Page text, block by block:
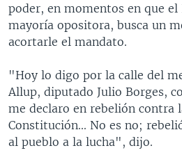
poder, en momentos en que el
mayoría opositora, busca un
acortarle el mandato.
"Hoy lo digo por la calle del
Allup, diputado Julio Borges,
me declaro en rebelión contra
Constitución... No es no;
al pueblo a la lucha", dijo.